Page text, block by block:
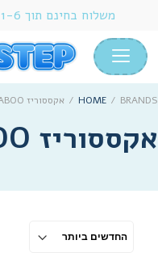
HOME / BRANDS
/ אקססוריז BABOO
אקססוריז BABOO
משלוח בחינם תוך 1-6 ימי עסקים בהזמנה מעל 300₪